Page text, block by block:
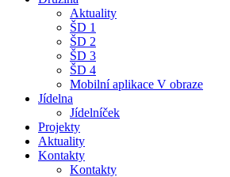
Aktuality
ŠD 1
ŠD 2
ŠD 3
ŠD 4
Mobilní aplikace V obraze
Jídelna
Jídelníček
Projekty
Aktuality
Kontakty
Kontakty